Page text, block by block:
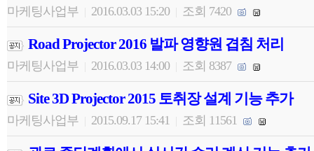
마케팅사업부 2016.03.03 15:20 조회 7420
Road Projector 2016 발파 영향원 겹침 처리
마케팅사업부 2016.03.03 14:00 조회 8387
Site 3D Projector 2015 토취장 설계 기능 추가
마케팅사업부 2015.09.17 15:41 조회 11561